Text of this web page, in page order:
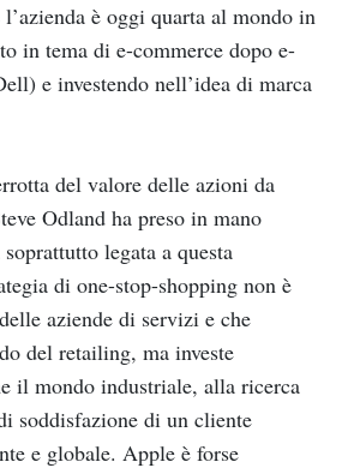
è oggi quarta al mondo in
in tema di e-commerce dopo e-
e investendo nell’idea di marca
del valore delle azioni da
Odland ha preso in mano
legata a questa
di one-stop-shopping non è
aziende di servizi e che
del retailing, ma investe
il mondo industriale, alla ricerca
soddisfazione di un cliente
e globale. Apple è forse